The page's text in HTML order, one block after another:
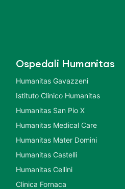
Ospedali Humanitas
Humanitas Gavazzeni
Istituto Clinico Humanitas
Humanitas San Pio X
Humanitas Medical Care
Humanitas Mater Domini
Humanitas Castelli
Humanitas Cellini
Clinica Fornaca